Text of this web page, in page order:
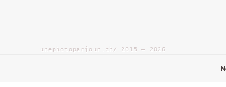
unephotoparjour.ch/ 2015 – 2026